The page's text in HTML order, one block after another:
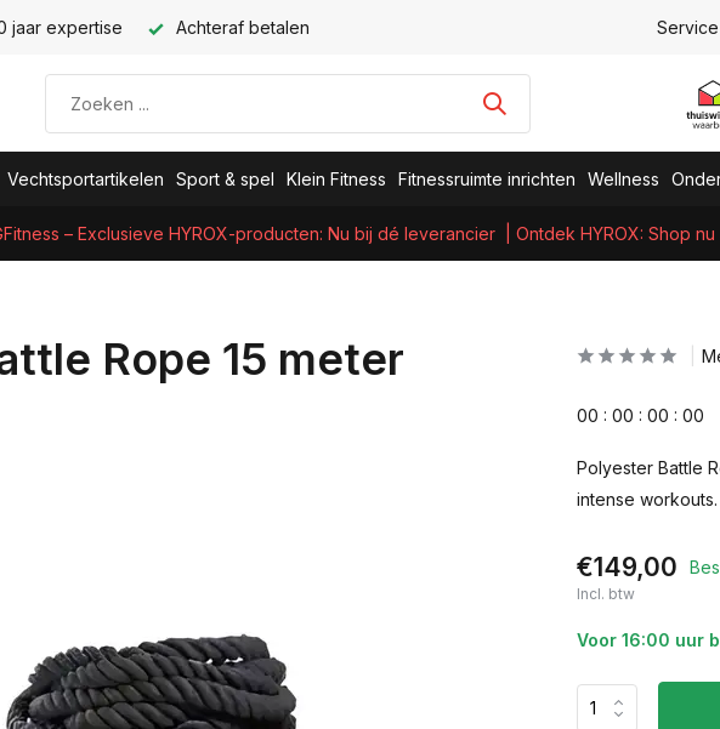
jaar expertise Achteraf betalen
Vechtsportartikelen Sport & spel Klein Fitness Fitnessruimte inrichten Wellness
– Exclusieve HYROX-producten: Nu bij dé leverancier | Ontdek HYROX: Shop
Rope 15 meter
00 : 00 : 00 : 00
Polyester Battle
intense workouts.
€149,00
Incl. btw
Voor 16:00 uur